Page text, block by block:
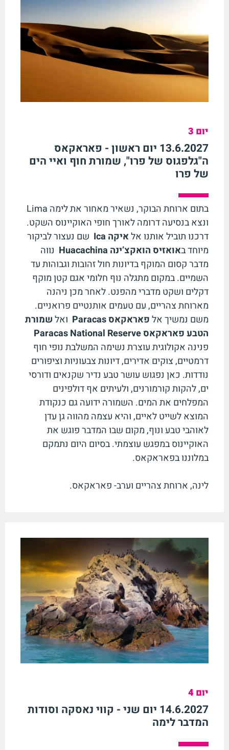
יום 3
13.6.2027 יום ראשון - פאראקאס
ה"גלפגוס של פרו", שמורת חוף ואיי הים
של פרו
בתום ארוחת הבוקר, נשאיר מאחור את לימה Lima
ונצא בנסיעה דרומה לאורך חופי האוקיינוס השקט.
דרכנו תוביל אותנו אלאיקה Ica שם נעצור לביקור
מיוחד באואזיס הואקצ’ינה Huacachina נווה
מדבר קסום המוקף בדיונות חול זהובות וגבוהות עד
השמיים. במקום מתגלה נוף חלומי אגם קטן מוקף
דקלים ושקט מדברי מהפנט. לאחר מכן ניהנה
מארוחת צהריים, עם טעמים אותנטיים פרואניים.
משם נמשיך אלפאראקאסParacas ואלשמורת
הטבע פאראקאסParacas National Reserve
פנינה אקולוגית עוצרת נשימה המשלבת נופי חוף
דרמטיים, צוקים אדירים, דיונות צבעוניות וציפורים
נודדות. כאן נפגוש עושר טבע נדיר שקנאים ודורסי
ים, להקות קורמורנים, ולעיתים אף דולפינים
המפלחים את המים. השמורה ידועה גם כנקודת
המוצא לשייט לאיים, והיא עצמה מהווה גן עדן
לאוהבי טבע ונוף, מקום שבו המדבר פוגש את
האוקיינוס במפגש עוצמתי. בסיום היום נתמקם
במלוננו בפאראקאס.
לינה, ארוחת צהריים וערב- פאראקאס.
יום 4
14.6.2027 יום שני - קווי נאסקה וסודות
המדבר לימה